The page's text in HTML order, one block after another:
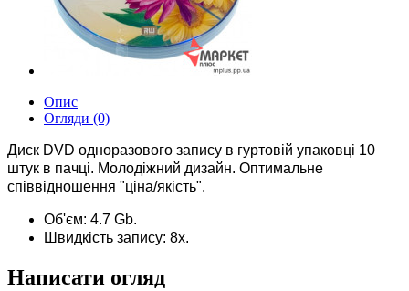
Опис
Огляди (0)
Диск DVD одноразового запису в гуртовій упаковці 10
штук в пачці. Молодіжний дизайн. Оптимальне
співвідношення "ціна/якість".
Об'єм: 4.7 Gb.
Швидкість запису: 8х.
Написати огляд